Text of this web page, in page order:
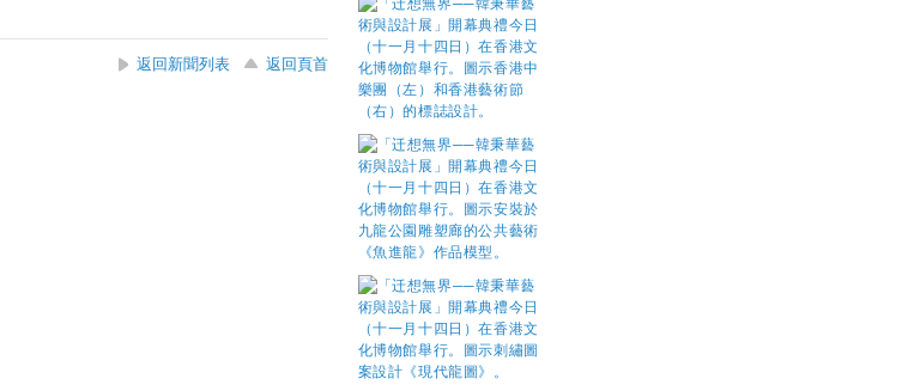
返回新聞列表
返回頁首